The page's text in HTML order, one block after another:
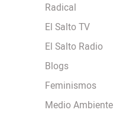
Radical
El Salto TV
El Salto Radio
Blogs
Feminismos
Medio Ambiente